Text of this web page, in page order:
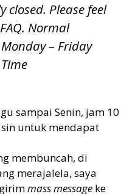
closed. Please feel
Normal
– Friday
sampai Senin, jam 10
untuk mendapat
membuncah, di
merajalela, saya
mass message ke